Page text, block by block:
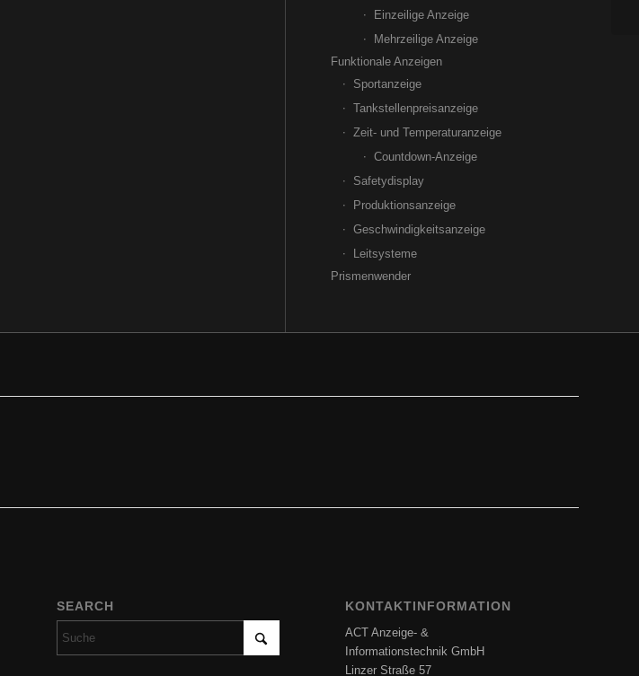
Einzeilige Anzeige
Mehrzeilige Anzeige
Funktionale Anzeigen
Sportanzeige
Tankstellenpreisanzeige
Zeit- und Temperaturanzeige
Countdown-Anzeige
Safetydisplay
Produktionsanzeige
Geschwindigkeitsanzeige
Leitsysteme
Prismenwender
SEARCH KONTAKTINFORMATION
ACT Anzeige- &
Informationstechnik GmbH
Linzer Straße 57